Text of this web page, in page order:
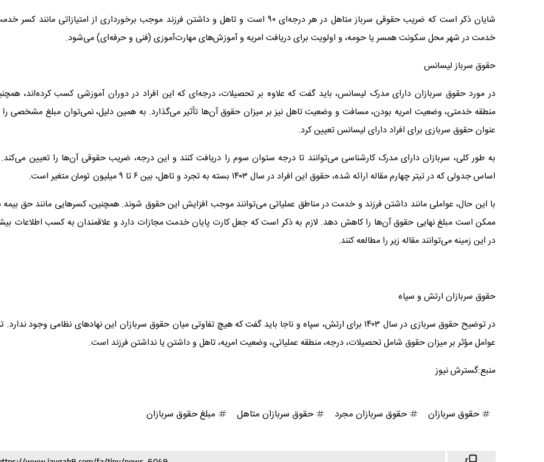
شایان ذکر است که ضریب حقوقی سرباز متاهل در هر درجه‌ای ۹۰ است و تاهل و داشتن فرزند موجب برخورداری از امتیازاتی مانند کسر
خدمت در شهر محل سکونت همسر یا حومه، و اولویت برای دریافت امریه و آموزش‌های مهارت‌آموزی (فنی و حرفه‌ای) می‌شود.
حقوق سرباز لیسانس
در مورد حقوق سربازان دارای مدرک لیسانس، باید گفت که علاوه بر تحصیلات، درجه‌ای که این افراد در دوران آموزشی کسب کرده‌اند،
منطقه خدمتی، وضعیت امریه بودن، مسافت و وضعیت تاهل نیز بر میزان حقوق آن‌ها تأثیر می‌گذارد. به همین دلیل، نمی‌توان مبلغ مشخصی را
عنوان حقوق سربازی برای افراد دارای لیسانس تعیین کرد.
به طور کلی، سربازان دارای مدرک کارشناسی می‌توانند تا درجه ستوان سوم را دریافت کنند و این درجه، ضریب حقوقی آن‌ها را تعیین می‌کند.
اساس جدولی که در تیتر چهارم مقاله ارائه شده، حقوق این افراد در سال ۱۴۰۳ بسته به تجرد و تاهل، بین ۶ تا ۹ میلیون تومان متغیر است.
با این حال، عواملی مانند داشتن فرزند و خدمت در مناطق عملیاتی می‌توانند موجب افزایش این حقوق شوند. همچنین، کسرهایی مانند حق بیمه
ممکن است مبلغ نهایی حقوق آن‌ها را کاهش دهد. لازم به ذکر است که جعل کارت پایان خدمت مجازات دارد و علاقمندان به کسب اطلاعات
در این زمینه می‌توانند مقاله زیر را مطالعه کنند.
حقوق سربازان ارتش و سپاه
در توضیح حقوق سربازی در سال ۱۴۰۳ برای ارتش، سپاه و ناجا باید گفت که هیچ تفاوتی میان حقوق سربازان این نهادهای نظامی وجود ندارد.
عوامل مؤثر بر میزان حقوق شامل تحصیلات، درجه، منطقه عملیاتی، وضعیت امریه، تاهل و داشتن یا نداشتن فرزند است.
منبع:گسترش نیوز
حقوق سربازان حقوق سربازان مجرد حقوق سربازان متاهل مبلغ حقوق سربازان